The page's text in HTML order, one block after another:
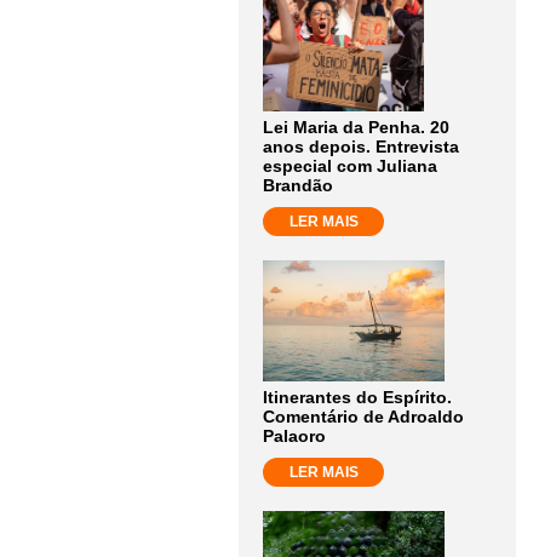
Lei Maria da Penha. 20
anos depois. Entrevista
especial com Juliana
Brandão
LER MAIS
Itinerantes do Espírito.
Comentário de Adroaldo
Palaoro
LER MAIS